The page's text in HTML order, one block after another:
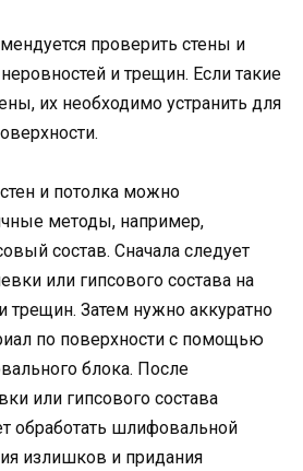
проверить стены и
и трещин. Если такие
их необходимо устранить для
и потолка можно
методы, например,
состав. Сначала следует
или гипсового состава на
трещин. Затем нужно аккуратно
по поверхности с помощью
блока. После
или гипсового состава
обработать шлифовальной
излишков и придания